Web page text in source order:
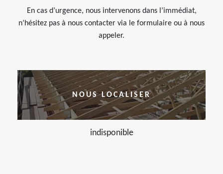
En cas d’urgence, nous intervenons dans l’immédiat,
n’hésitez pas à nous contacter via le formulaire ou à nous
appeler.
NOUS LOCALISER
indisponible